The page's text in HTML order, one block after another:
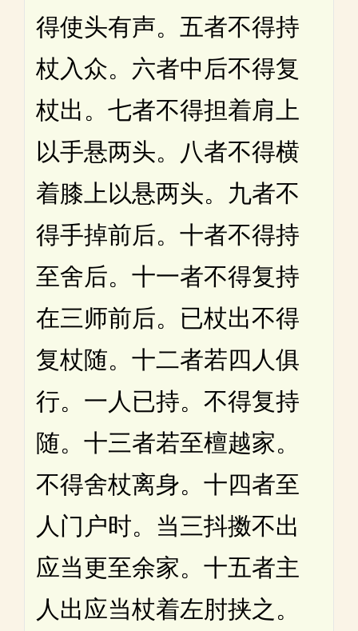
得使头有声。五者不得持
杖入众。六者中后不得复
杖出。七者不得担着肩上
以手悬两头。八者不得横
着膝上以悬两头。九者不
得手掉前后。十者不得持
至舍后。十一者不得复持
在三师前后。已杖出不得
复杖随。十二者若四人俱
行。一人已持。不得复持
随。十三者若至檀越家。
不得舍杖离身。十四者至
人门户时。当三抖擞不出
应当更至余家。十五者主
人出应当杖着左肘挟之。